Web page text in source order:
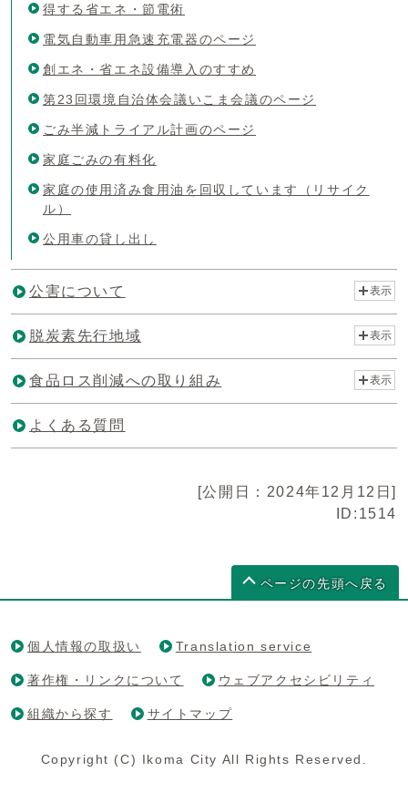
得する省エネ・節電術
電気自動車用急速充電器のページ
創エネ・省エネ設備導入のすすめ
第23回環境自治体会議いこま会議のページ
ごみ半減トライアル計画のページ
家庭ごみの有料化
家庭の使用済み食用油を回収しています（リサイク
ル）
公用車の貸し出し
公害について 表示
脱炭素先行地域 表示
食品ロス削減への取り組み 表示
よくある質問
[公開日：2024年12月12日]
ID:1514
ページの先頭へ戻る
個人情報の取扱い Translation service
著作権・リンクについて ウェブアクセシビリティ
組織から探す サイトマップ
Copyright (C) Ikoma City All Rights Reserved.